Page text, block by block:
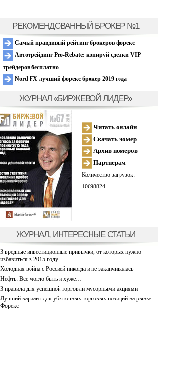
РЕКОМЕНДОВАННЫЙ БРОКЕР №1
Самый правдивый рейтинг брокеров форекс
Автотрейдинг Pro-Rebate: копируй сделки VIP
трейдеров бесплатно
Nord FX лучший форекс брокер 2019 года
ЖУРНАЛ «БИРЖЕВОЙ ЛИДЕР»
Читать онлайн
Скачать номер
Архив номеров
Партнерам
Количество загрузок:
10698824
ЖУРНАЛ, ИНТЕРЕСНЫЕ СТАТЬИ
3 вредные инвестиционные привычки, от которых нужно
избавиться в 2015 году
Холодная война с Россией никогда и не заканчивалась
Нефть: Все могло быть и хуже…
3 правила для успешной торговли мусорными акциями
Лучший вариант для убыточных торговых позиций на рынке
Форекс